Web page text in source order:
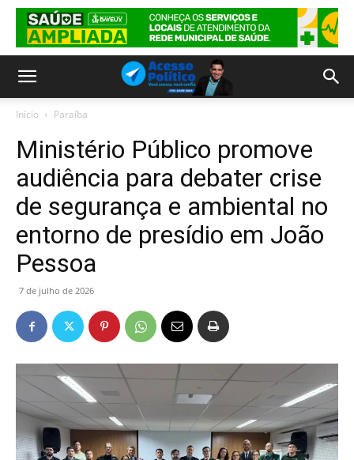
Início Paraíba
Ministério Público promove
audiência para debater crise
de segurança e ambiental no
entorno de presídio em João
Pessoa
7 de julho de 2026